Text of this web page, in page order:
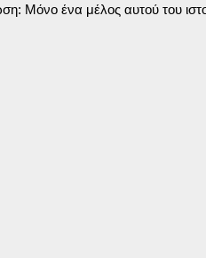
Μόνο ένα μέλος αυτού του